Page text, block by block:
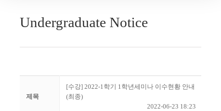
Undergraduate Notice
제목
[수강] 2022-1학기 1학년세미나 이수현황 안내
(최종)
2022-06-23 18:23